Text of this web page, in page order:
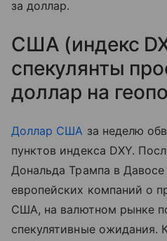
за доллар.
США (индекс
спекулянты
доллар на
Доллар США за неделю
пунктов индекса DXY.
Дональда Трампа в Давосе
европейских компаний о
США, на валютном рынке
спекулятивные ожидания.